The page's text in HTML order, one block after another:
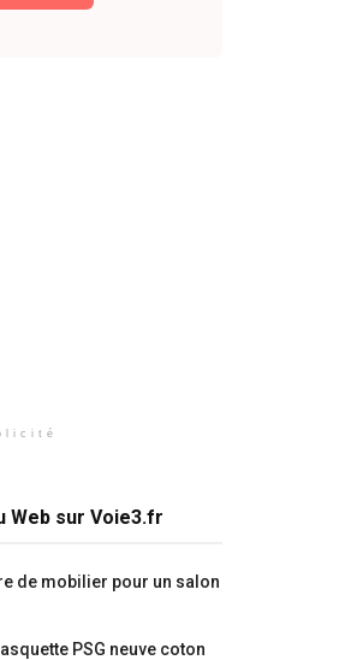
Web sur Voie3.fr
de mobilier pour un salon
PSG neuve coton